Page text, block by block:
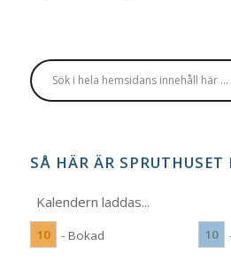
SÅ HÄR ÄR SPRUTHUSET
Kalendern laddas...
10 - Bokad 10